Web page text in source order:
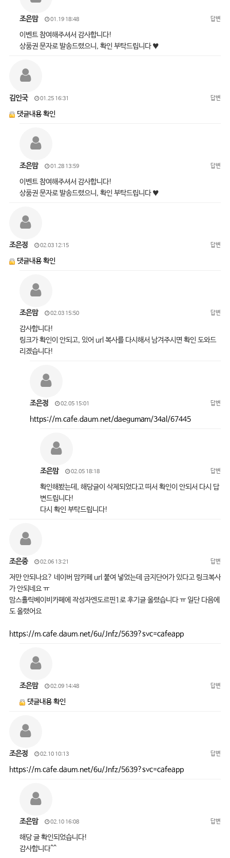
조은맘 01.19 18:48 답변
이벤트 참여해주셔서 감사합니다!
상품권 문자로 발송드렸으니, 확인 부탁드립니다 ♥
김인국 01.25 16:31 답변
댓글내용 확인
조은맘 01.28 13:59 답변
이벤트 참여해주셔서 감사합니다!
상품권 문자로 발송드렸으니, 확인 부탁드립니다 ♥
조은정 02.03 12:15 답변
댓글내용 확인
조은맘 02.03 15:50 답변
감사합니다!
링크가 확인이 안되고, 있어 url 복사를 다시해서 남겨주시면 확인 도와드
리겠습니다!
조은정 02.05 15:01 답변
https://m.cafe.daum.net/daegumam/34al/67445
조은맘 02.05 18:18 답변
확인해봤는데, 해당글이 삭제되었다고 떠서 확인이 안되서 다시 답
변드립니다!
다시 확인 부탁드립니다!
조은중 02.06 13:21 답변
저만 안되나요? 네이버 맘카페 url 붙여 넣었는데 금지단어가 있다고 링크복사
가 안되네요 ㅠ
맘스홀릭베이비카페에 작성자엔도르핀1로 후기글 올렸습니다 ㅠ 일단 다음에
도 올렸어요
https://m.cafe.daum.net/6u/Jnfz/5639?svc=cafeapp
조은맘 02.09 14:48 답변
댓글내용 확인
조은정 02.10 10:13 답변
https://m.cafe.daum.net/6u/Jnfz/5639?svc=cafeapp
조은맘 02.10 16:08 답변
해당 글 확인되었습니다!
감사합니다^^